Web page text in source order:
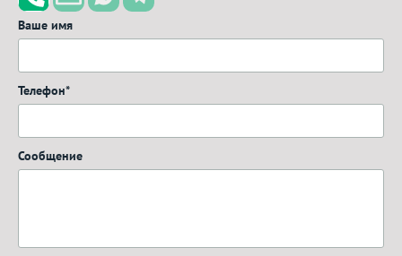
Ваше имя
Телефон*
Сообщение